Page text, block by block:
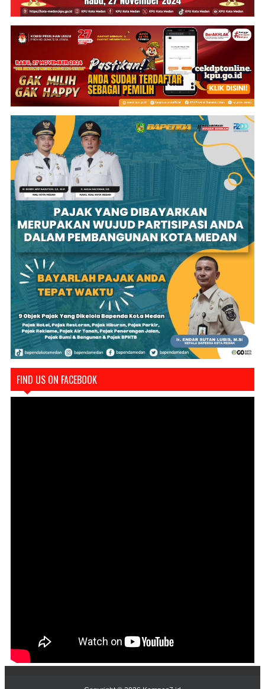
FIND US ON FACEBOOK